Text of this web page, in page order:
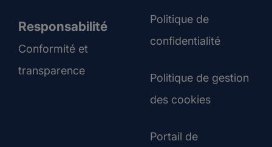
Responsabilité
Conformité et
transparence
Politique de
confidentialité
Politique de gestion
des cookies
Portail de